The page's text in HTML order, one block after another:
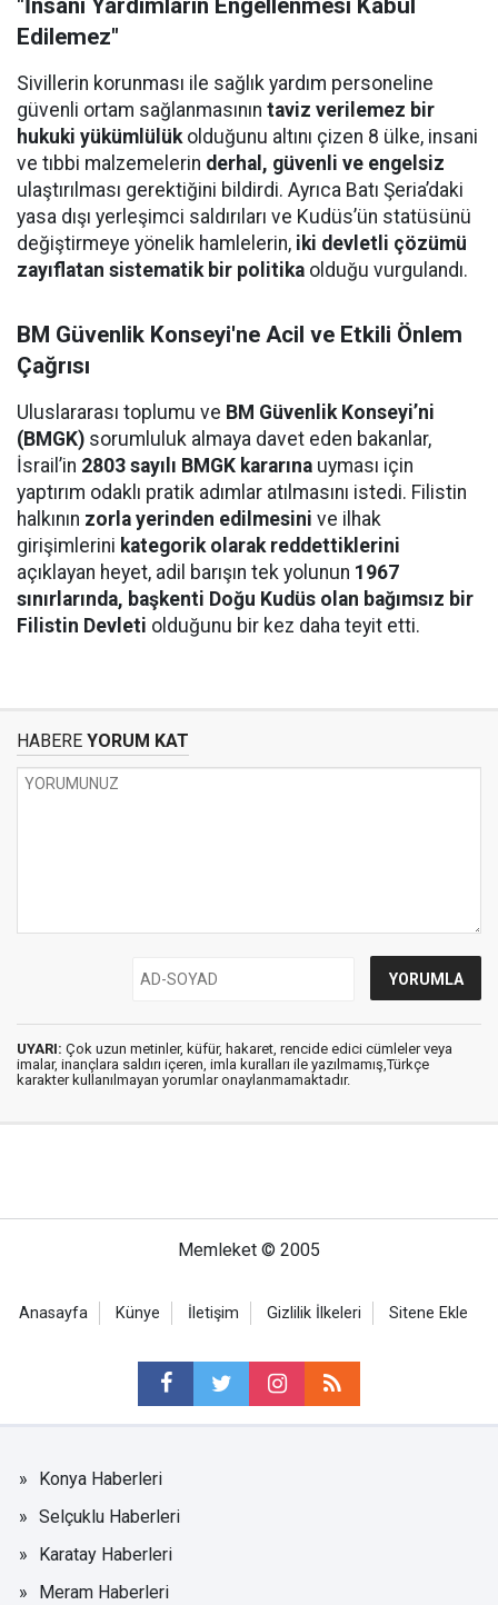
"İnsani Yardımların Engellenmesi Kabul
Edilemez"
Sivillerin korunması ile sağlık yardım personeline
güvenli ortam sağlanmasının taviz verilemez bir
hukuki yükümlülük olduğunu altını çizen 8 ülke, insani
ve tıbbi malzemelerin derhal, güvenli ve engelsiz
ulaştırılması gerektiğini bildirdi. Ayrıca Batı Şeria’daki
yasa dışı yerleşimci saldırıları ve Kudüs’ün statüsünü
değiştirmeye yönelik hamlelerin, iki devletli çözümü
zayıflatan sistematik bir politika olduğu vurgulandı.
BM Güvenlik Konseyi'ne Acil ve Etkili Önlem
Çağrısı
Uluslararası toplumu ve BM Güvenlik Konseyi’ni
(BMGK) sorumluluk almaya davet eden bakanlar,
İsrail’in 2803 sayılı BMGK kararına uyması için
yaptırım odaklı pratik adımlar atılmasını istedi. Filistin
halkının zorla yerinden edilmesini ve ilhak
girişimlerini kategorik olarak reddettiklerini
açıklayan heyet, adil barışın tek yolunun 1967
sınırlarında, başkenti Doğu Kudüs olan bağımsız bir
Filistin Devleti olduğunu bir kez daha teyit etti.
HABERE YORUM KAT
UYARI: Çok uzun metinler, küfür, hakaret, rencide edici cümleler veya
imalar, inançlara saldırı içeren, imla kuralları ile yazılmamış,Türkçe
karakter kullanılmayan yorumlar onaylanmamaktadır.
Memleket © 2005
Anasayfa Künye İletişim Gizlilik İlkeleri Sitene Ekle
Konya Haberleri
Selçuklu Haberleri
Karatay Haberleri
Meram Haberleri